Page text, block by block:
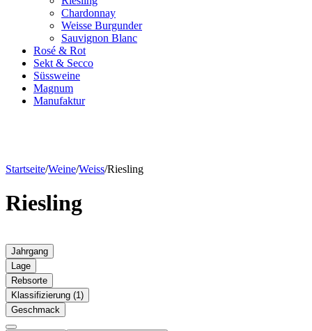
Chardonnay
Weisse Burgunder
Sauvignon Blanc
Rosé & Rot
Sekt & Secco
Süssweine
Magnum
Manufaktur
Startseite/Weine/Weiss/Riesling
Riesling
Jahrgang
Lage
Rebsorte
Klassifizierung (1)
Geschmack